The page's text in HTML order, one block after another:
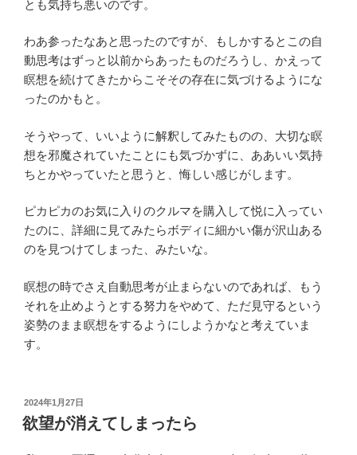
とも気持ち悪いのです。
わあ参ったなあと思ったのですが、もしかするとこの自
動思考はずっと以前からあったものだろうし、かえって
瞑想を続けてきたからこそその存在に気づけるようにな
ったのかもと。
そうやって、いいように解釈してみたものの、大切な瞑
想を邪魔されていたことにも気づかずに、ああいい気持
ちとかやっていたと思うと、悔しい感じがします。
ピカピカのお気に入りのクルマを購入して悦に入ってい
たのに、詳細に見てみたらボディに細かい傷が沢山ある
のを見つけてしまった、みたいな。
瞑想の時でさえ自動思考が止まらないのであれば、もう
それを止めようとする努力をやめて、ただ見守るという
姿勢のまま瞑想をするようにしようかなと考えていま
す。
投
稿
日:
2024年1月27日
欲望が消えてしまったら